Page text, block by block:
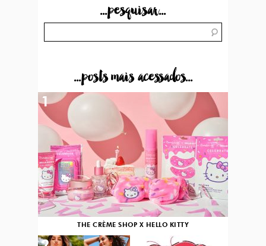
...pesquisar...
...posts mais acessados...
THE CRÈME SHOP X HELLO KITTY
1